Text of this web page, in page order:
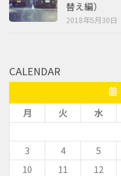
替え編）
2018年5月30日
CALENDAR
月
火 水
3
4 5
10
11 12